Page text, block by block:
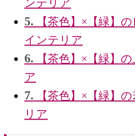
ンテリア
5. 【茶色】×【緑】
インテリア
6. 【茶色】×【緑】
ア
7. 【茶色】×【緑】
リア